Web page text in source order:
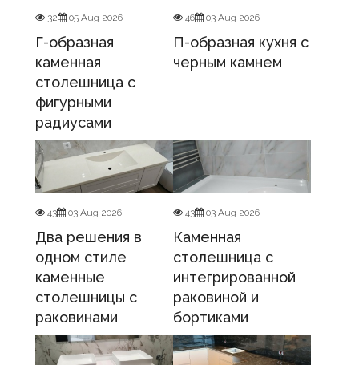
32 05 Aug 2026
Г-образная
каменная
столешница с
фигурными
радиусами
46 03 Aug 2026
П-образная кухня с
черным камнем
43 03 Aug 2026
Два решения в
одном стиле
каменные
столешницы с
раковинами
43 03 Aug 2026
Каменная
столешница с
интегрированной
раковиной и
бортиками